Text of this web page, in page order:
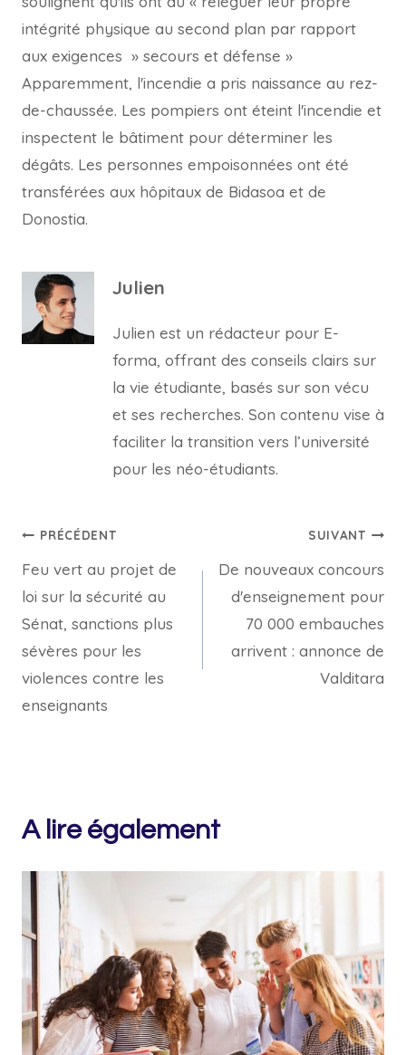
intégrité physique au second plan par rapport
aux exigences » secours et défense »
Apparemment, l'incendie a pris naissance au rez-
de-chaussée. Les pompiers ont éteint l'incendie et
inspectent le bâtiment pour déterminer les
dégâts. Les personnes empoisonnées ont été
transférées aux hôpitaux de Bidasoa et de
Donostia.
Julien
Julien est un rédacteur pour E-
forma, offrant des conseils clairs sur
la vie étudiante, basés sur son vécu
et ses recherches. Son contenu vise à
faciliter la transition vers l’université
pour les néo-étudiants.
Navigation
de
l’article
PRÉCÉDENT
Feu vert au projet de
loi sur la sécurité au
Sénat, sanctions plus
sévères pour les
violences contre les
enseignants
SUIVANT
De nouveaux concours
d'enseignement pour
70 000 embauches
arrivent : annonce de
Valditara
A lire également